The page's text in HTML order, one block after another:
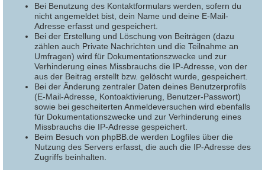
Bei Benutzung des Kontaktformulars werden, sofern du
nicht angemeldet bist, dein Name und deine E-Mail-
Adresse erfasst und gespeichert.
Bei der Erstellung und Löschung von Beiträgen (dazu
zählen auch Private Nachrichten und die Teilnahme an
Umfragen) wird für Dokumentationszwecke und zur
Verhinderung eines Missbrauchs die IP-Adresse, von der
aus der Beitrag erstellt bzw. gelöscht wurde, gespeichert.
Bei der Änderung zentraler Daten deines Benutzerprofils
(E-Mail-Adresse, Kontoaktivierung, Benutzer-Passwort)
sowie bei gescheiterten Anmeldeversuchen wird ebenfalls
für Dokumentationszwecke und zur Verhinderung eines
Missbrauchs die IP-Adresse gespeichert.
Beim Besuch von phpBB.de werden Logfiles über die
Nutzung des Servers erfasst, die auch die IP-Adresse des
Zugriffs beinhalten.